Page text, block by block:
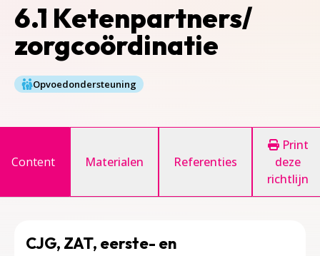
6.1 Ketenpartners/
zorgcoördinatie
Opvoedondersteuning
Content Materialen Referenties
Print
deze
richtlijn
CJG, ZAT, eerste- en